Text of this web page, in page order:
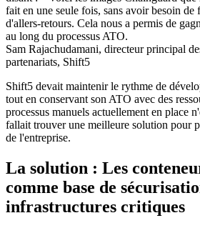
fait en une seule fois, sans avoir besoin de
d'allers-retours. Cela nous a permis de
au long du processus ATO.
Sam Rajachudamani, directeur principal
partenariats, Shift5
Shift5 devait maintenir le rythme de
tout en conservant son ATO avec des
processus manuels actuellement en place
fallait trouver une meilleure solution pour
de l'entreprise.
La solution : Les
comme base de
infrastructures critiques